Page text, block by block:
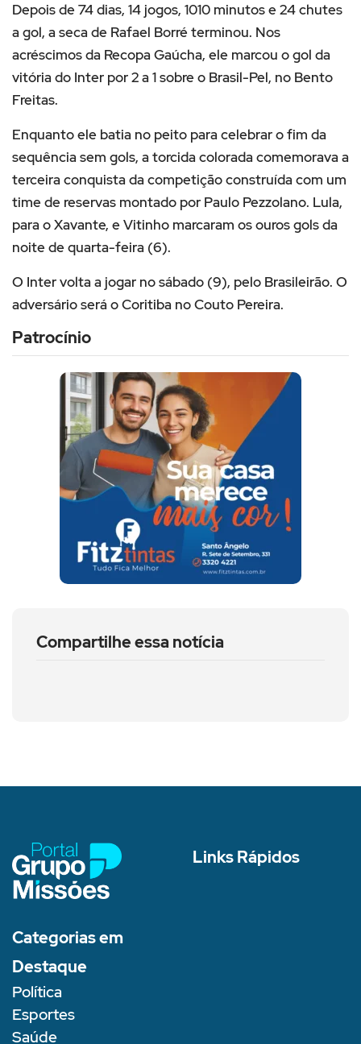
Depois de 74 dias, 14 jogos, 1010 minutos e 24 chutes
a gol, a seca de Rafael Borré terminou. Nos
acréscimos da Recopa Gaúcha, ele marcou o gol da
vitória do Inter por 2 a 1 sobre o Brasil-Pel, no Bento
Freitas.
Enquanto ele batia no peito para celebrar o fim da
sequência sem gols, a torcida colorada comemorava a
terceira conquista da competição construída com um
time de reservas montado por Paulo Pezzolano. Lula,
para o Xavante, e Vitinho marcaram os ouros gols da
noite de quarta-feira (6).
O Inter volta a jogar no sábado (9), pelo Brasileirão. O
adversário será o Coritiba no Couto Pereira.
Patrocínio
Compartilhe essa notícia
Links Rápidos
Categorias em
Destaque
Política
Esportes
Saúde